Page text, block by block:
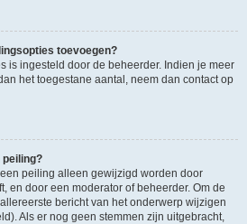
toevoegen?
is ingesteld door de beheerder. Indien je meer
het toegestane aantal, neem dan contact op
peiling?
peiling alleen gewijzigd worden door
en door een moderator of beheerder. Om de
bericht van het onderwerp wijzigen
Als er nog geen stemmen zijn uitgebracht,